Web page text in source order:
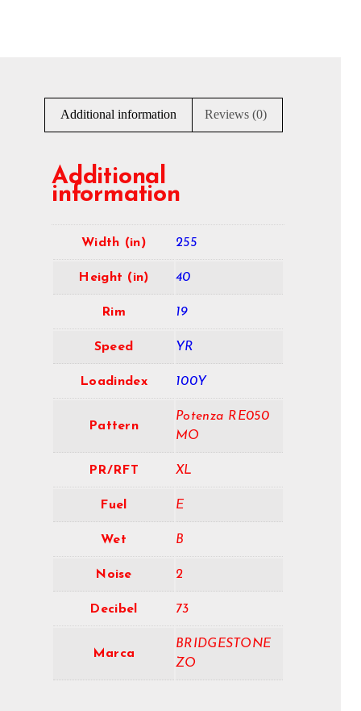
Additional information Reviews (0)
Additional
information
Width (in) 255
Height (in) 40
Rim 19
Speed YR
Loadindex 100Y
Pattern
Potenza RE050
MO
PR/RFT XL
Fuel E
Wet B
Noise 2
Decibel 73
Marca
BRIDGESTONE
ZO